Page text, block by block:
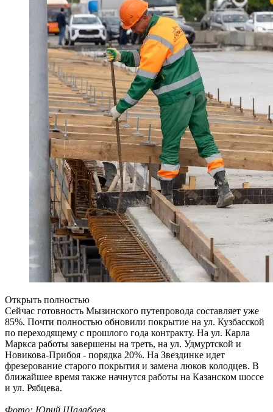
Открыть полностью
Сейчас готовность Мызинского путепровода составляет уже
85%. Почти полностью обновили покрытие на ул. Кузбасской
по переходящему с прошлого года контракту. На ул. Карла
Маркса работы завершены на треть, на ул. Удмуртской и
Новикова-Прибоя - порядка 20%. На Звездинке идет
фрезерование старого покрытия и замена люков колодцев. В
ближайшее время также начнутся работы на Казанском шоссе
и ул. Рябцева.
Фото: Юрий Шалабаев